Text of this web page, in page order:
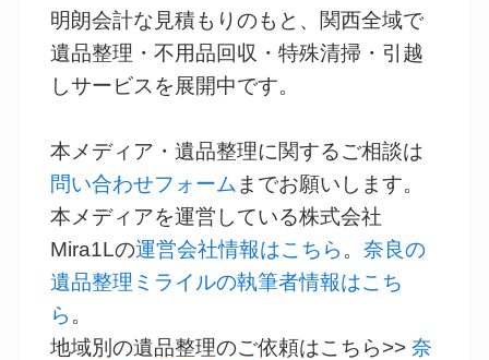
明朗会計な見積もりのもと、関西全域で
遺品整理・不用品回収・特殊清掃・引越
しサービスを展開中です。
本メディア・遺品整理に関するご相談は
問い合わせフォーム までお願いします。
本メディアを運営している株式会社
Mira1Lの運営会社情報はこちら 。奈良の
遺品整理ミライルの執筆者情報はこち
ら 。
地域別の遺品整理のご依頼はこちら>>奈